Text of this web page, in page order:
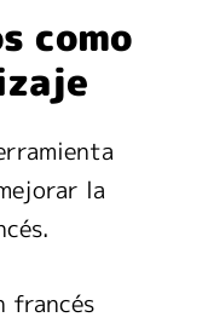
como
la
francés